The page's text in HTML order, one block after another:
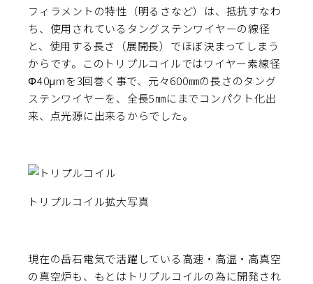
フィラメントの特性（明るさなど）は、抵抗すなわ
ち、使用されているタングステンワイヤーの線径
と、使用する長さ（展開長）でほぼ決まってしまう
からです。このトリプルコイルではワイヤー素線径
Φ40μmを3回巻く事で、元々600㎜の長さのタング
ステンワイヤーを、全長5㎜にまでコンパクト化出
来、点光源に出来るからでした。
トリプルコイル拡大写真
現在の岳石電気で活躍している高速・高温・高真空
の真空炉も、もとはトリプルコイルの為に開発され